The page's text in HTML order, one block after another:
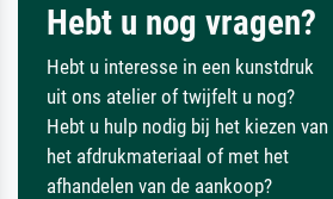
Hebt u nog vragen?
Hebt u interesse in een kunstdruk
uit ons atelier of twijfelt u nog?
Hebt u hulp nodig bij het kiezen van
het afdrukmateriaal of met het
afhandelen van de aankoop?